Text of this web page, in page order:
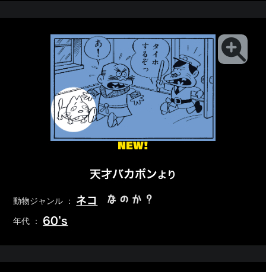
NEW!
天才バカボンより
動物ジャンル ： ネコ なのか？
年代 ： 60’s